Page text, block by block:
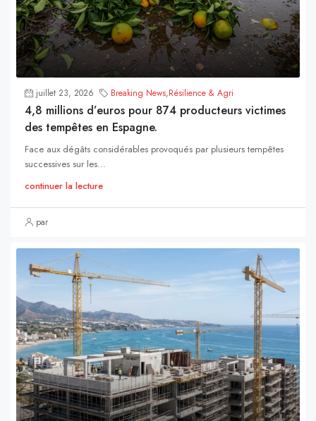
juillet 23, 2026 Breaking News,Résilience & Agri
4,8 millions d’euros pour 874 producteurs victimes
des tempêtes en Espagne.
Face aux dégâts considérables provoqués par plusieurs tempêtes
successives sur les...
continuer la lecture
par